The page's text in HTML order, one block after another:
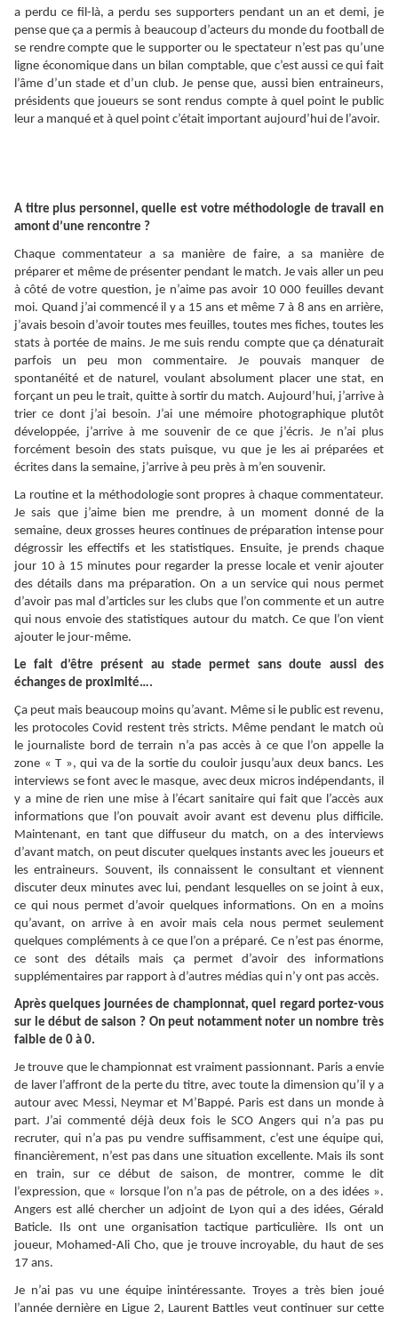
a perdu ce fil-là, a perdu ses supporters pendant un an et demi, je
pense que ça a permis à beaucoup d’acteurs du monde du football de
se rendre compte que le supporter ou le spectateur n’est pas qu’une
ligne économique dans un bilan comptable, que c’est aussi ce qui fait
l’âme d’un stade et d’un club. Je pense que, aussi bien entraineurs,
présidents que joueurs se sont rendus compte à quel point le public
leur a manqué et à quel point c’était important aujourd’hui de l’avoir.
A titre plus personnel, quelle est votre méthodologie de travail en
amont d’une rencontre ?
Chaque commentateur a sa manière de faire, a sa manière de
préparer et même de présenter pendant le match. Je vais aller un peu
à côté de votre question, je n’aime pas avoir 10 000 feuilles devant
moi. Quand j’ai commencé il y a 15 ans et même 7 à 8 ans en arrière,
j’avais besoin d’avoir toutes mes feuilles, toutes mes fiches, toutes les
stats à portée de mains. Je me suis rendu compte que ça dénaturait
parfois un peu mon commentaire. Je pouvais manquer de
spontanéité et de naturel, voulant absolument placer une stat, en
forçant un peu le trait, quitte à sortir du match. Aujourd’hui, j’arrive à
trier ce dont j’ai besoin. J’ai une mémoire photographique plutôt
développée, j’arrive à me souvenir de ce que j’écris. Je n’ai plus
forcément besoin des stats puisque, vu que je les ai préparées et
écrites dans la semaine, j’arrive à peu près à m’en souvenir.
La routine et la méthodologie sont propres à chaque commentateur.
Je sais que j’aime bien me prendre, à un moment donné de la
semaine, deux grosses heures continues de préparation intense pour
dégrossir les effectifs et les statistiques. Ensuite, je prends chaque
jour 10 à 15 minutes pour regarder la presse locale et venir ajouter
des détails dans ma préparation. On a un service qui nous permet
d’avoir pas mal d’articles sur les clubs que l’on commente et un autre
qui nous envoie des statistiques autour du match. Ce que l’on vient
ajouter le jour-même.
Le fait d’être présent au stade permet sans doute aussi des
échanges de proximité….
Ça peut mais beaucoup moins qu’avant. Même si le public est revenu,
les protocoles Covid restent très stricts. Même pendant le match où
le journaliste bord de terrain n’a pas accès à ce que l’on appelle la
zone « T », qui va de la sortie du couloir jusqu’aux deux bancs. Les
interviews se font avec le masque, avec deux micros indépendants, il
y a mine de rien une mise à l’écart sanitaire qui fait que l’accès aux
informations que l’on pouvait avoir avant est devenu plus difficile.
Maintenant, en tant que diffuseur du match, on a des interviews
d’avant match, on peut discuter quelques instants avec les joueurs et
les entraineurs. Souvent, ils connaissent le consultant et viennent
discuter deux minutes avec lui, pendant lesquelles on se joint à eux,
ce qui nous permet d’avoir quelques informations. On en a moins
qu’avant, on arrive à en avoir mais cela nous permet seulement
quelques compléments à ce que l’on a préparé. Ce n’est pas énorme,
ce sont des détails mais ça permet d’avoir des informations
supplémentaires par rapport à d’autres médias qui n’y ont pas accès.
Après quelques journées de championnat, quel regard portez-vous
sur le début de saison ? On peut notamment noter un nombre très
faible de 0 à 0.
Je trouve que le championnat est vraiment passionnant. Paris a envie
de laver l’affront de la perte du titre, avec toute la dimension qu’il y a
autour avec Messi, Neymar et M’Bappé. Paris est dans un monde à
part. J’ai commenté déjà deux fois le SCO Angers qui n’a pas pu
recruter, qui n’a pas pu vendre suffisamment, c’est une équipe qui,
financièrement, n’est pas dans une situation excellente. Mais ils sont
en train, sur ce début de saison, de montrer, comme le dit
l’expression, que « lorsque l’on n’a pas de pétrole, on a des idées ».
Angers est allé chercher un adjoint de Lyon qui a des idées, Gérald
Baticle. Ils ont une organisation tactique particulière. Ils ont un
joueur, Mohamed-Ali Cho, que je trouve incroyable, du haut de ses
17 ans.
Je n’ai pas vu une équipe inintéressante. Troyes a très bien joué
l’année dernière en Ligue 2, Laurent Battles veut continuer sur cette